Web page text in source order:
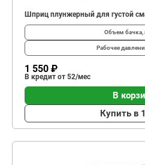
Шприц плунжерный для густой
Объем бачка,
Рабочее
1 550 ₽
В кредит от 52/мес
В
Купить в